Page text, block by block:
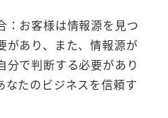
：お客様は情報源を見つ
があり、また、情報源が
分で判断する必要があり
なたのビジネスを信頼す